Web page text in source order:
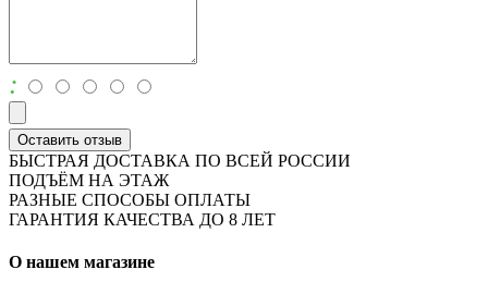
:
Оставить отзыв
БЫСТРАЯ ДОСТАВКА ПО ВСЕЙ РОССИИ
ПОДЪЁМ НА ЭТАЖ
РАЗНЫЕ СПОСОБЫ ОПЛАТЫ
ГАРАНТИЯ КАЧЕСТВА ДО 8 ЛЕТ
О нашем магазине